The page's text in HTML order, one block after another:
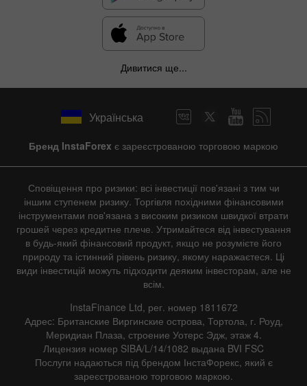
Дивитися ще...
Українська
Бренд InstaForex є зареєстрованою торговою маркою
Сповіщення про ризики: всі інвестиції пов'язані з тим чи
іншим ступенем ризику. Торгівля похідними фінансовими
інструментами пов'язана з високим ризиком швидкої втрати
грошей через кредитне плече. Утримайтеся від інвестування
в будь-який фінансовий продукт, якщо не розумієте його
природу та істинний рівень ризику, якому наражаєтеся. Ці
види інвестицій можуть підходити деяким інвесторам, але не
всім.
InstaFinance Ltd, рег. номер 1811672
Адрес: Британские Виргинские острова, Тортола, г. Роуд,
Меридиан Плаза, строение Уотерс Эдж, этаж 4.
Лицензия номер SIBA/L/14/1082 выдана BVI FSC
Послуги надаються під брендом ІнстаФорекс, який є
зареєстрованою торговою маркою.